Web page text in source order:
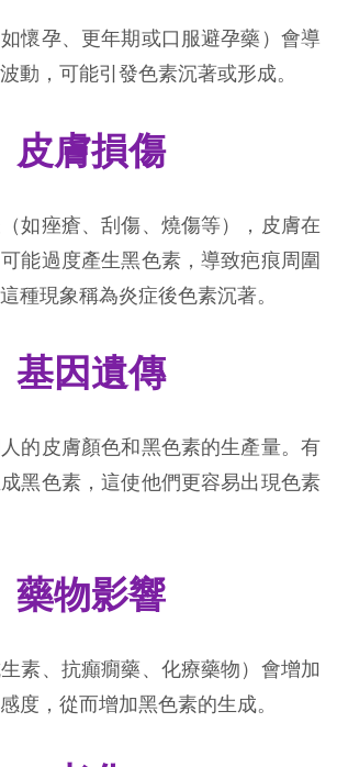
懷孕、更年期或口服避孕藥）會導
動，可能引發色素沉著或形成。
皮膚損傷
如痤瘡、刮傷、燒傷等），皮膚在
能過度產生黑色素，導致疤痕周圍
種現象稱為炎症後色素沉著。
基因遺傳
的皮膚顏色和黑色素的生產量。有
黑色素，這使他們更容易出現色素
藥物影響
素、抗癲癇藥、化療藥物）會增加
度，從而增加黑色素的生成。